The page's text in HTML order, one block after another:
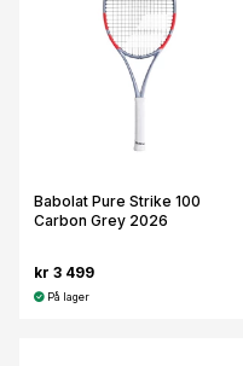
Babolat Pure Strike 100
Carbon Grey 2026
kr 3 499
På lager